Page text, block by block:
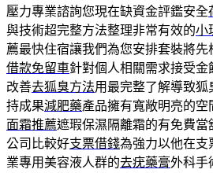
壓力專業諮詢您現在缺資金評鑑安全
與技術超完整方法整理非常有效的小
薦最快住宿讓我們為您安排套裝將
借款免留車針對個人相關需求接受
改善去狐臭方法用最完整了解導致
持成果減肥藥產品擁有寬敞明亮的
面霜推薦遮瑕保濕隔離霜的有免費
公司比較好支票借錢為強力以他在支
業專用美容液人群的去疣藥膏外科手